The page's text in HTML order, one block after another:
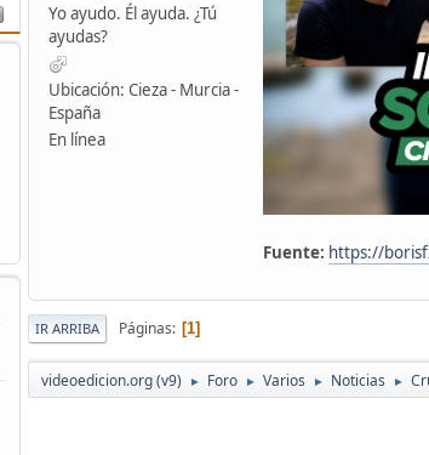
Yo ayudo. Él ayuda. ¿Tú
ayudas?
Ubicación: Cieza - Murcia -
España
En línea
Fuente: https://
IR ARRIBA Páginas 1
videoedicion.org (v9) ► Foro ► Varios ► Noticias ►